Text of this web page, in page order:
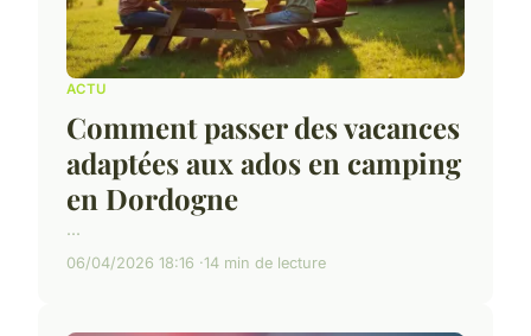
ACTU
Comment passer des vacances
adaptées aux ados en camping
en Dordogne
...
06/04/2026 18:16 14 min de lecture